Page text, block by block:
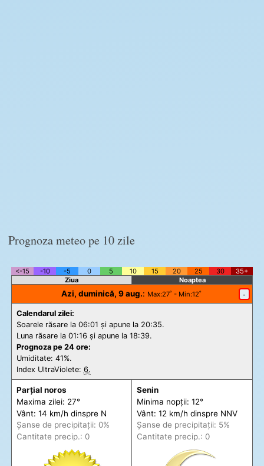
Prognoza meteo pe 10 zile
<-15 -10 -5 0 5 10 15 20 25 30
35+
Ziua
Noaptea
Azi, duminică, 9 aug.: Max:27˚ - Min:12˚ -
Calendarul zilei:
Soarele răsare la 06:01 și apune la 20:35.
Luna răsare la 01:16 și apune la 18:39.
Prognoza pe 24 ore:
Umiditate: 41%.
Index UltraViolete: 6.
Parțial noros
Maxima zilei: 27°
Vânt: 14 km/h dinspre N
Șanse de precipitații: 0%
Cantitate precip.: 0
Senin
Minima nopții: 12°
Vânt: 12 km/h dinspre NNV
Șanse de precipitații: 5%
Cantitate precip.: 0